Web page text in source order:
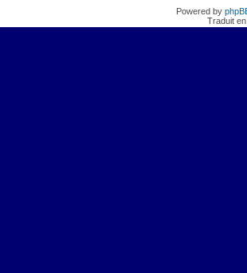
Powered by
Traduit